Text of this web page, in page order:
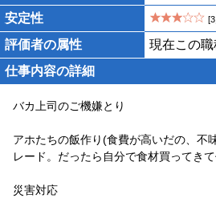
安定性
評価者の属性
現在この
仕事内容の詳細
バカ上司のご機嫌とり
アホたちの飯作り(食費が高いだの、不
レード。だったら自分で食材買ってき
災害対応